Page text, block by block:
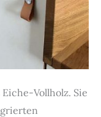
Vollholz. Sie